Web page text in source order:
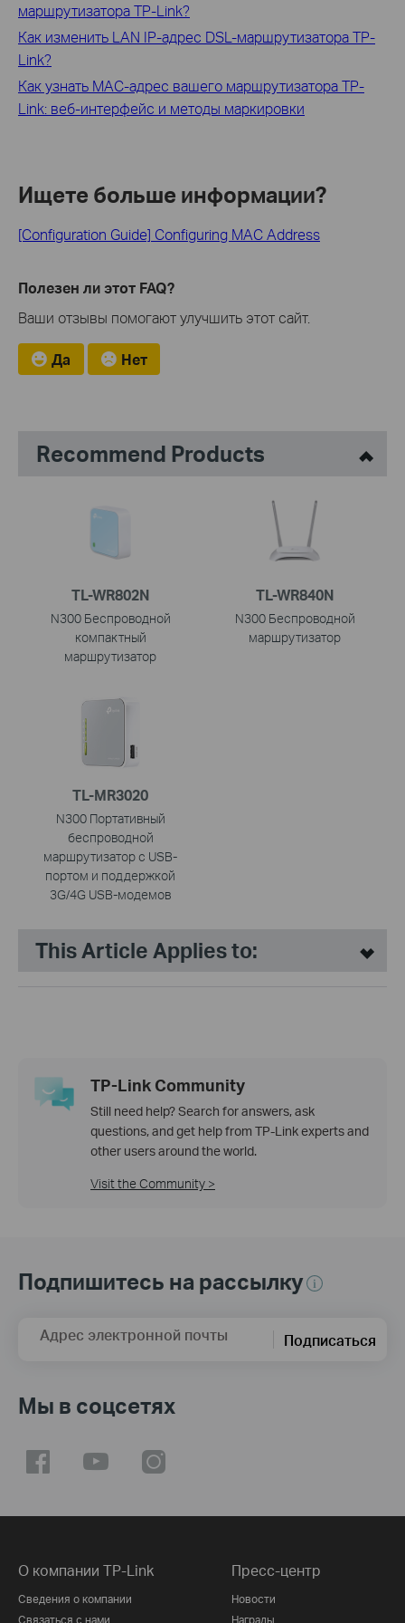
маршрутизатора TP-Link?
Как изменить LAN IP-адрес DSL-маршрутизатора TP-
Link?
Как узнать MAC-адрес вашего маршрутизатора TP-
Link: веб-интерфейс и методы маркировки
Ищете больше информации?
[Configuration Guide] Configuring MAC Address
Полезен ли этот FAQ?
Ваши отзывы помогают улучшить этот сайт.
Да Нет
Recommend Products
TL-WR802N
N300 Беспроводной
компактный
маршрутизатор
TL-WR840N
N300 Беспроводной
маршрутизатор
TL-MR3020
N300 Портативный
беспроводной
маршрутизатор с USB-
портом и поддержкой
3G/4G USB-модемов
This Article Applies to:
TP-Link Community
Still need help? Search for answers, ask
questions, and get help from TP-Link experts and
other users around the world.
Visit the Community >
Подпишитесь на рассылку
Адрес электронной почты Подписаться
Мы в соцсетях
О компании TP-Link
Сведения о компании
Связаться с нами
Пресс-центр
Новости
Награды